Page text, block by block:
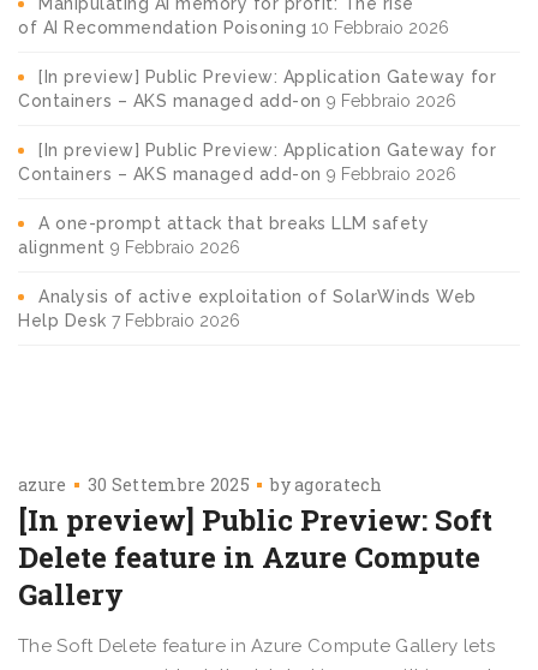
of AI Recommendation Poisoning 10 Febbraio 2026
[In preview] Public Preview: Application Gateway for
Containers – AKS managed add-on 9 Febbraio 2026
[In preview] Public Preview: Application Gateway for
Containers – AKS managed add-on 9 Febbraio 2026
A one-prompt attack that breaks LLM safety
alignment 9 Febbraio 2026
Analysis of active exploitation of SolarWinds Web
Help Desk 7 Febbraio 2026
azure 30 Settembre 2025 byagoratech
[In preview] Public Preview: Soft
Delete feature in Azure Compute
Gallery
The Soft Delete feature in Azure Compute Gallery lets